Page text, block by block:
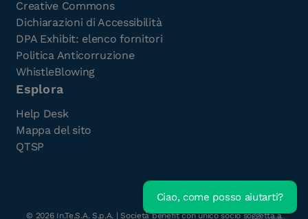
Creative Commons
Dichiarazioni di Accessibilità
DPA Exhibit: elenco fornitori
Politica Anticorruzione
WhistleBlowing
Esplora
Help Desk
Mappa del sito
QTSP
© 2026In.Te.S.A. S.p.A. | Società benefit con unico socio soggetta a
Ciao, come posso aiutarti?